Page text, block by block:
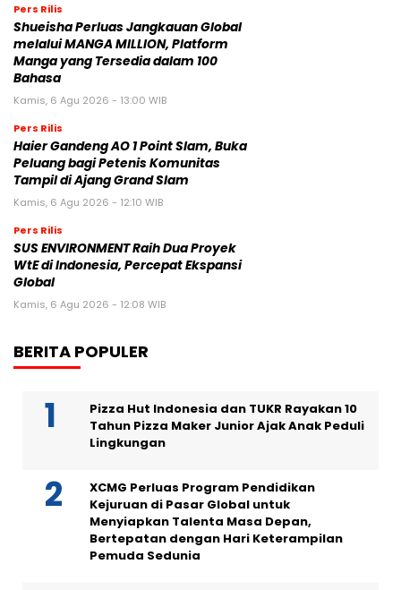
Pers Rilis
Shueisha Perluas Jangkauan Global
melalui MANGA MILLION, Platform
Manga yang Tersedia dalam 100
Bahasa
Kamis, 6 Agu 2026 - 13:00 WIB
Pers Rilis
Haier Gandeng AO 1 Point Slam, Buka
Peluang bagi Petenis Komunitas
Tampil di Ajang Grand Slam
Kamis, 6 Agu 2026 - 12:10 WIB
Pers Rilis
SUS ENVIRONMENT Raih Dua Proyek
WtE di Indonesia, Percepat Ekspansi
Global
Kamis, 6 Agu 2026 - 12:08 WIB
BERITA POPULER
Pizza Hut Indonesia dan TUKR Rayakan 10
Tahun Pizza Maker Junior Ajak Anak Peduli
Lingkungan
XCMG Perluas Program Pendidikan
Kejuruan di Pasar Global untuk
Menyiapkan Talenta Masa Depan,
Bertepatan dengan Hari Keterampilan
Pemuda Sedunia